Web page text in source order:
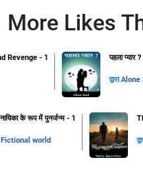
More Likes
Revenge - 1 पहला प्यार
द्वाराAlone
के रूप में पुनर्जन्म - 1
Fictional world